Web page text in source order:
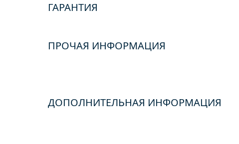
ГАРАНТИЯ
ПРОЧАЯ ИНФОРМАЦИЯ
ДОПОЛНИТЕЛЬНАЯ ИНФОРМАЦИЯ